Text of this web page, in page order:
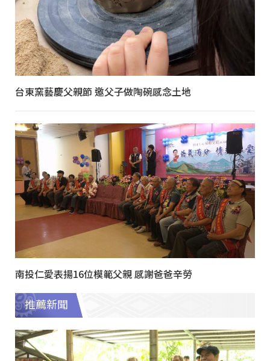
台東窯藝慶父親節 邀父子做陶碗感念土地
南投仁愛表揚16位模範父親 感謝爸爸辛勞
推薦新聞